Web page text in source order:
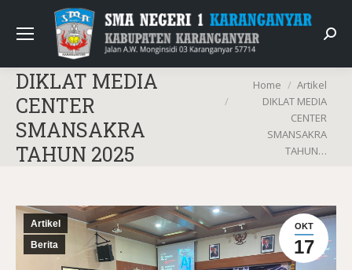
DIKLAT MEDIA
CENTER
SMANSAKRA
TAHUN 2025
You are here:
Home
Artikel
DIKLAT MEDIA
CENTER
SMANSAKRA
TAHUN…
OKT
17
Artikel
Berita